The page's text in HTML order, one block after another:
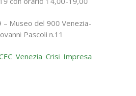
– Museo del 900 Venezia-
Pascoli n.11